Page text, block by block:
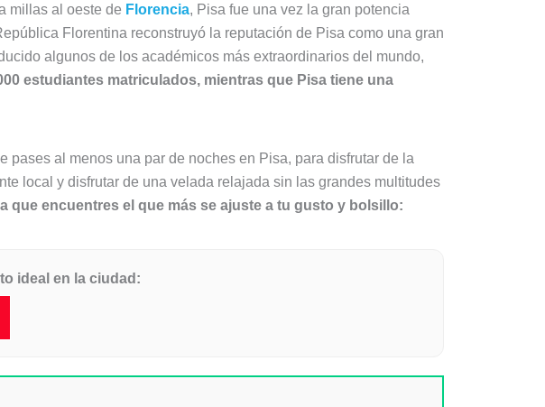
millas al oeste de Florencia, Pisa fue una vez la gran potencia
Florentina reconstruyó la reputación de Pisa como una gran
algunos de los académicos más extraordinarios del mundo,
estudiantes matriculados, mientras que Pisa tiene una
al menos una par de noches en Pisa, para disfrutar de la
local y disfrutar de una velada relajada sin las grandes multitudes
que encuentres el que más se ajuste a tu gusto y bolsillo:
ideal en la ciudad: